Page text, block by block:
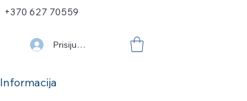
Prisijungti
Informacija
+370 627 70559